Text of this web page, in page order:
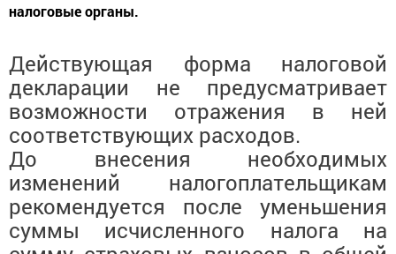
налоговые органы.
Действующая форма налоговой
декларации не предусматривает
возможности отражения в ней
соответствующих расходов.
До внесения необходимых
изменений налогоплательщикам
рекомендуется после уменьшения
суммы исчисленного налога на